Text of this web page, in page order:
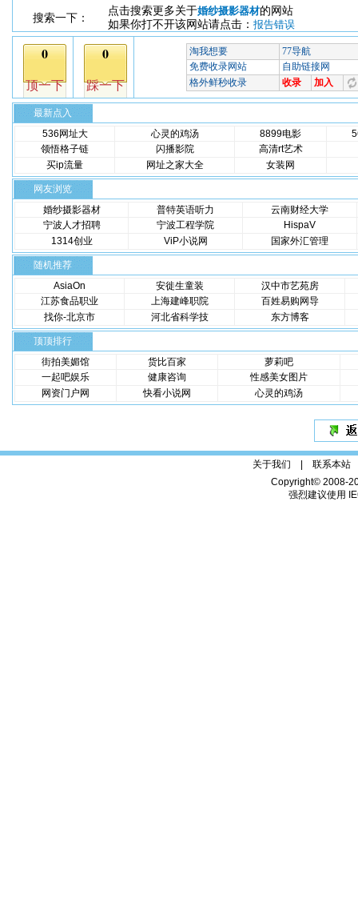
搜索一下：
点击搜索更多关于婚纱摄影器材的网站
如果你打不开该网站请点击： 报告错误
最新点入
536网址大
心灵的鸡汤 8899电影
领悟格子链
闪播影院
高清rt艺术
买ip流量
网址之家大全 女装网
网友浏览
婚纱摄影器材
普特英语听力
云南财经大学
宁波人才招聘
宁波工程学院
HispaV
1314创业
ViP小说网 国家外汇管理
随机推荐
AsiaOn
安徙生童装
汉中市艺苑房
江苏食品职业
上海建峰职院
百姓易购网导
找你-北京市
河北省科学技 东方博客
顶顶排行
街拍美媚馆
货比百家
萝莉吧
一起吧娱乐
健康咨询
性感美女图片
网资门户网
快看小说网 心灵的鸡汤
关于我们 | 联系本站
Copyright© 2008-
强烈建议使用